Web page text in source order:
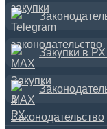
Закупки в